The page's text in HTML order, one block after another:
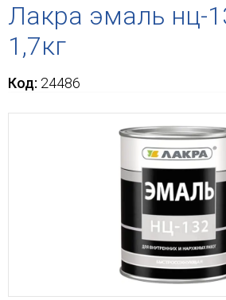
Лакра эмаль нц-
1,7кг
Код: 24486